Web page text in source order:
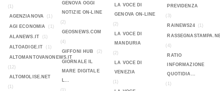
(1)
AGENZIANOVA
(1)
AGI ECONOMIA (1)
ALANEWS.IT (1)
ALTOADIGE.IT (1)
ALTOMANTOVANONEWS.IT
(12)
ALTOMOLISE.NET
(1)
GENOVA OGGI
NOTIZIE ON-LINE
(2)
GEOSNEWS.COM
(4)
GIFFONI HUB
(2)
GIORNALE IL
MARE DIGITALE
L...
LA VOCE DI
GENOVA ON-LINE
(2)
LA VOCE DI
MANDURIA
(2)
LA VOCE DI
VENEZIA
(1)
PREVIDENZA
(3)
RAINEWS24
(1)
(4)
RATIO
INFORMAZIONE
QUOTIDIA...
(1)